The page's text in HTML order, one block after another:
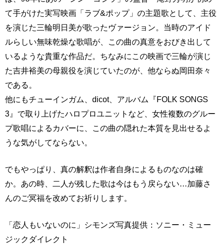
て手がけた実写映画「ラブ&ポップ」の主題歌として、主役
を演じた三輪明日美が歌ったヴァージョン。当時のアイド
ルらしい無味乾燥な歌唱が、この曲の真意をおびき出して
いるような貴重な作品だ。ちなみにこの映画で三輪が演じ
た吉井裕美の母親役を演じていたのが、他ならぬ岡田奈々
である。
他にもチューインガム、dicot、アルバム『FOLK SONGS
3』で取り上げたハロプロユニットなど、女性複数のグルー
プ歌唱によるカバーに、この曲の隠れた本質を見出せるよ
うな気がしてならない。
でもやっぱり、真の解釈は作者自身によるものなのは確
か。あの時、二人が残した歌は今はもう戻らない…加藤さ
んのご冥福を改めてお祈りします。
「恋人もいないのに」シモンズ写真提供：ソニー・ミュー
ジックダイレクト